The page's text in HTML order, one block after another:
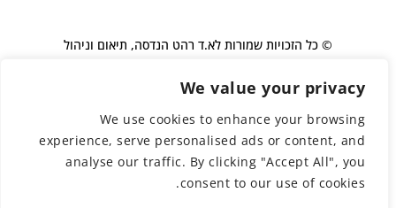
We value your privacy
We use cookies to enhance your browsing
experience, serve personalised ads or content, and
analyse our traffic. By clicking "Accept All", you
consent to our use of cookies.
© כל הזכויות שמורות לא.ד רהט הנדסה, תיאום וניהול
בניית אתר: שירה קולקר
עמוד הבית פרויקטים אודות הערכים שלנו צרו קשר קריירה English